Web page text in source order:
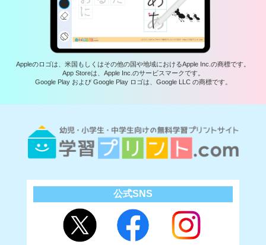
Appleのロゴは、米国もしくはその他の国や地域におけるApple Inc.の商標です。
App Storeは、Apple Inc.のサービスマークです。
Google Play および Google Play ロゴは、Google LLC の商標です。
公式SNS